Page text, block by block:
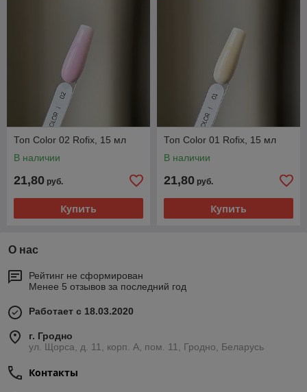
Топ Color 02 Rofix, 15 мл
В наличии
21,80 руб.
Купить
Топ Color 01 Rofix, 15 мл
В наличии
21,80 руб.
Купить
О нас
Рейтинг не сформирован
Менее 5 отзывов за последний год
Работает с 18.03.2020
г. Гродно
ул. Щорса, д. 11, корп. А, пом. 11, Гродно, Беларусь
Контакты